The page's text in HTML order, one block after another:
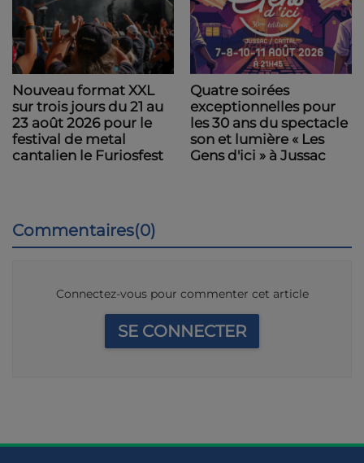
Nouveau format XXL
sur trois jours du 21 au
23 août 2026 pour le
festival de metal
cantalien le Furiosfest
Quatre soirées
exceptionnelles pour
les 30 ans du spectacle
son et lumière « Les
Gens d'ici » à Jussac
Commentaires(0)
Connectez-vous pour commenter cet article
SE CONNECTER